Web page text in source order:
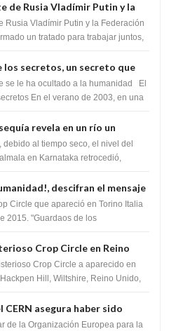
de Rusia Vladímir Putin y la
han firmado un
con los Sionistas?
Rusia Vladímir Putin y la Federación
un tratado para trabajar juntos,
los secretos, un secreto que
completo el destino de la
se le ha ocultado a la humanidad El
En el verano de 2003, en una
revela en un río un
hallazgo de miles de Shiva
debido al tiempo seco, el nivel del
en Karnataka retrocedió,
descifran el mensaje
de Torino ,Italia
Circle que apareció en Torino Italia
2015. "Guardaos de los
Crop Circle en Reino
2016Crop Circle a aparecido en
Hill, Wiltshire, Reino Unido,
asegura haber sido
de luz durante una
de la Organización Europea para la